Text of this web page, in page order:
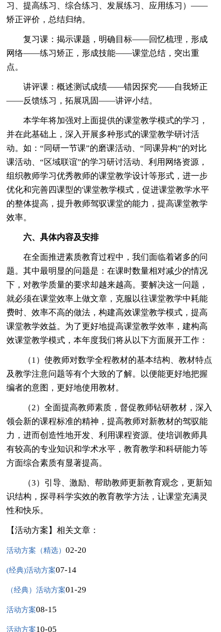
习、提高练习、综合练习、发展练习、应用练习）——
矫正评价，总结归纳。
复习课：揭示课题，明确目标——回忆梳理，形成
网络——练习矫正，形成技能——课堂总结，突出重
点。
讲评课：概述测试成绩——错因探究——自我矫正
——反馈练习，拓展巩固——讲评小结。
本学年将加强对上面提供的课堂教学模式的学习，
并在此基础上，深入开展多种形式的课堂教学研讨活
动。如：“同研一节课”的磨课活动、“同课异构”的对比
课活动、“区域联谊”的学习研讨活动、利用网络资源，
组织教师学习优秀教师的课堂教学设计等形式，进一步
优化和完善四课型的'课堂教学模式，促进课堂教学水平
的整体提高，提升教师驾驭课堂的能力，提高课堂教学
效率。
六、具体内容及安排
在全面推进素质教育过程中，我们面临着诸多的问
题。其中最明显的问题是：在课时数量相对减少的情况
下，对教学质量的要求却越来越高。要解决这一问题，
就必须在课堂效率上做文章，克服以往课堂教学中耗能
费时、效率不高的做法，构建高效课堂教学模式，提高
课堂教学效益。为了更好地提高课堂教学效率，建构高
效课堂教学模式，本年度我们将从以下方面展开工作：
（1）使教师对数学全程教材的基本结构、教材特点
及教学注意问题等有个大致的了解。以便能更好地把握
编者的意图，更好地使用教材。
（2）全面提高教师素质，督促教师钻研教材，深入
领会新的课程标准的精神，提高教师对新教材的驾驭能
力，进而创造性地开发、利用课程资源。使培训教师具
有较高的专业知识和学术水平，教育教学和科研能力等
方面综合素质有显著提高。
（3）引导、激励、帮助教师更新教育观念，更新知
识结构，探寻科学实效的教育教学方法，让课堂充满灵
性和快乐。
【活动方案】相关文章：
活动方案（精选）02-20
(经典)活动方案07-14
（经典）活动方案01-29
活动方案08-15
活动方案10-05